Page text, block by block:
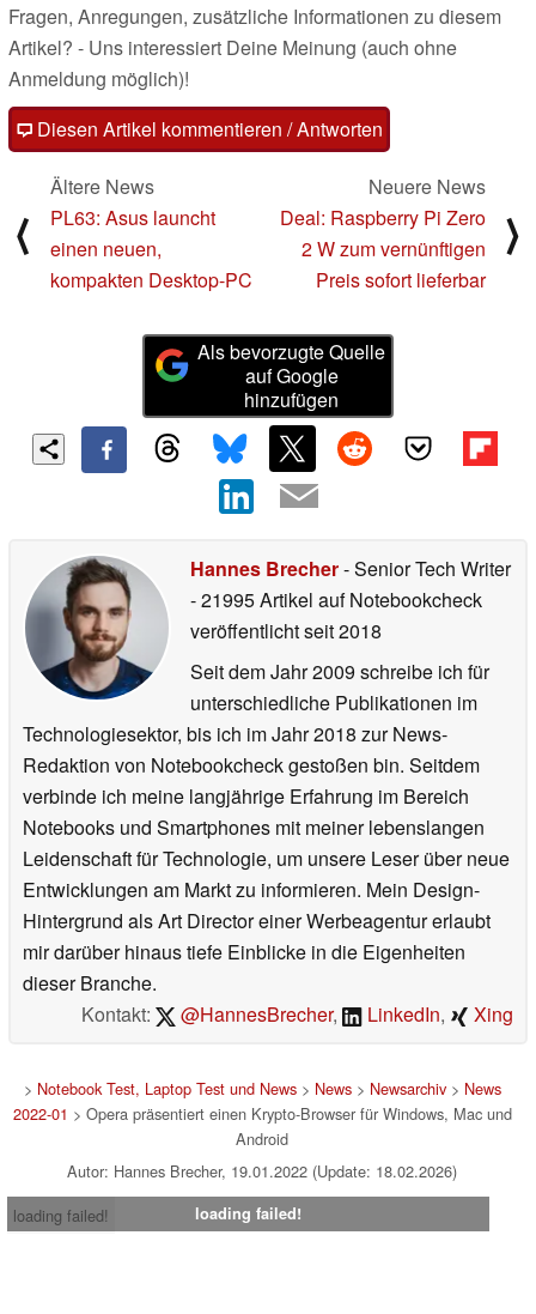
Fragen, Anregungen, zusätzliche Informationen zu diesem
Artikel? - Uns interessiert Deine Meinung (auch ohne
Anmeldung möglich)!
Diesen Artikel kommentieren / Antworten
⟨
Ältere News
PL63: Asus launcht
einen neuen,
kompakten Desktop-PC
Neuere News
Deal: Raspberry Pi Zero
2 W zum vernünftigen
Preis sofort lieferbar
⟩
Als bevorzugte Quelle
auf Google
hinzufügen
Hannes Brecher- Senior Tech Writer
- 21995 Artikel auf Notebookcheck
veröffentlichtseit 2018
Seit dem Jahr 2009 schreibe ich für
unterschiedliche Publikationen im
Technologiesektor, bis ich im Jahr 2018 zur News-
Redaktion von Notebookcheck gestoßen bin. Seitdem
verbinde ich meine langjährige Erfahrung im Bereich
Notebooks und Smartphones mit meiner lebenslangen
Leidenschaft für Technologie, um unsere Leser über neue
Entwicklungen am Markt zu informieren. Mein Design-
Hintergrund als Art Director einer Werbeagentur erlaubt
mir darüber hinaus tiefe Einblicke in die Eigenheiten
dieser Branche.
Kontakt:
@HannesBrecher, LinkedIn, Xing
> Notebook Test, Laptop Test und News> News> Newsarchiv> News
2022-01 > Opera präsentiert einen Krypto-Browser für Windows, Mac und
Android
Autor: Hannes Brecher, 19.01.2022 (Update: 18.02.2026)
loading failed!
loading failed!